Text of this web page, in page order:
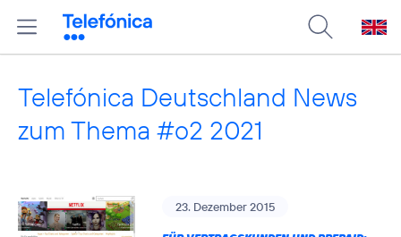
Telefónica Deutschland News
zum Thema #o2 2021
23. Dezember 2015